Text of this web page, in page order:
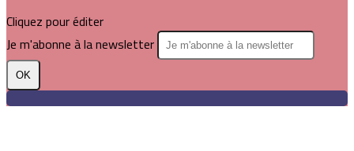
Cliquez pour éditer
Je m'abonne à la newsletter
OK